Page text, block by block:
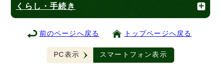
くらし・手続き
前のページへ戻る トップページへ戻る
PC表示 スマートフォン表示